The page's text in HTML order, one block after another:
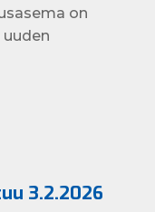
on
3.2.2026